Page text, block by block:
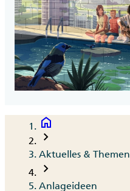
Breadcrumb
home
chevron_right
Aktuelles & Themen
chevron_right
Anlageideen